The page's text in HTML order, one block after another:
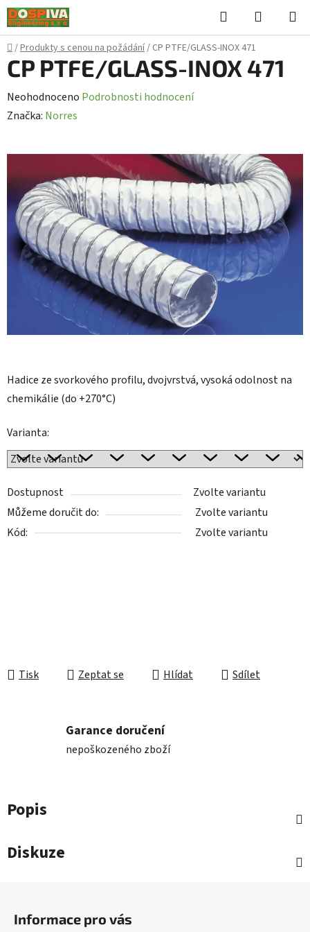
Přejít
na
obsah
Hledat
KOŠÍK
Domů
/Produkty s cenou na požádání/ CP PTFE/GLASS-INOX 471
Hadice ze svorkového profilu, dvojvrstvá, vysoká odolnost na
chemikálie (do +270°C)
Varianta:
Dostupnost
Zvolte variantu
Můžeme doručit do:
Zvolte variantu
Kód:
Zvolte variantu
Tisk Zeptat se Hlídat Sdílet
CP PTFE/GLASS-INOX 471
Průměrné
hodnocení
je
5
hvězdiček.
Neohodnoceno Podrobnosti hodnocení
Značka: Norres
Garance doručení
nepoškozeného zboží
Popis
Diskuze
Informace pro vás